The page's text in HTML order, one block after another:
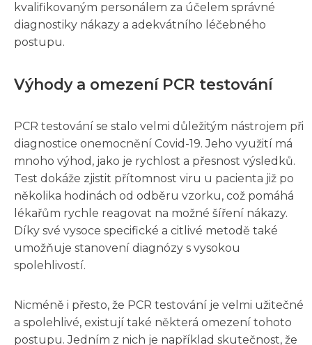
kvalifikovaným personálem za účelem správné
diagnostiky nákazy a adekvátního léčebného
postupu.
Výhody a omezení PCR testování
PCR testování se stalo velmi důležitým nástrojem při
diagnostice onemocnění Covid-19. Jeho využití má
mnoho výhod, jako je rychlost a přesnost výsledků.
Test dokáže zjistit přítomnost viru u pacienta již po
několika hodinách od odběru vzorku, což pomáhá
lékařům rychle reagovat na možné šíření nákazy.
Díky své vysoce specifické a citlivé metodě také
umožňuje stanovení diagnózy s vysokou
spolehlivostí.
Nicméně i přesto, že PCR testování je velmi užitečné
a spolehlivé, existují také některá omezení tohoto
postupu. Jedním z nich je například skutečnost, že